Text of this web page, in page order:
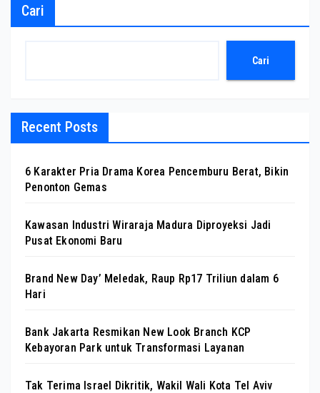
Cari
Cari
Recent Posts
6 Karakter Pria Drama Korea Pencemburu Berat, Bikin
Penonton Gemas
Kawasan Industri Wiraraja Madura Diproyeksi Jadi
Pusat Ekonomi Baru
Brand New Day’ Meledak, Raup Rp17 Triliun dalam 6
Hari
Bank Jakarta Resmikan New Look Branch KCP
Kebayoran Park untuk Transformasi Layanan
Tak Terima Israel Dikritik, Wakil Wali Kota Tel Aviv